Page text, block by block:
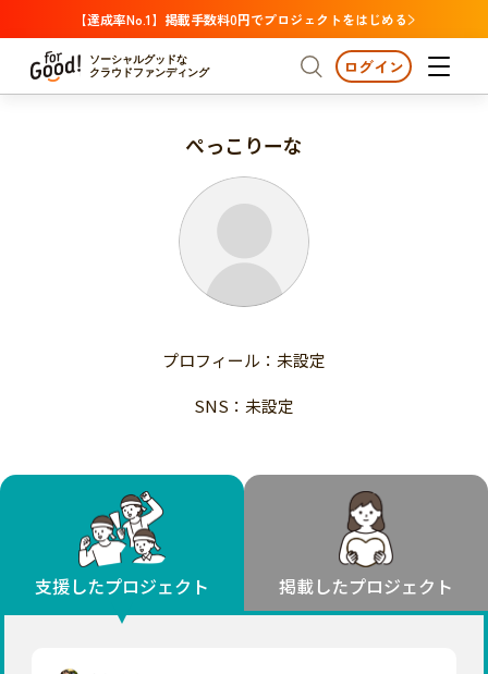
【達成率No.1】掲載手数料0円でプロジェクトをはじめる
ソーシャルグッドな
クラウドファンディング
プロジェクトからさがす 注目
支援金額が多い
支援人数が多い
終了日が近い
国際協力
子ども・教育
フード・農業
文化
環境・エシカル
人権・マイノリティ
社会貢献
地域からさがす 北海道・東北
北海道
支援金額が多い
終了日が近い
カテゴリーからさがす
医療・福祉
子ども・教育
人権・マイノリティ
北海道 青森 岩手 宮城
秋田
福島
茨城 栃木 群馬
千葉
東京
神奈川
ログイン
ぺっこりーな
プロフィール：未設定
SNS：未設定
支援したプロジェクト 掲載したプロジェクト